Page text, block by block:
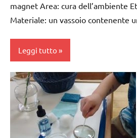
TUTTI GLI
ARGOMENTI
PER ETA'
TUTTI GLI
VITA
PRATICA
magnet Area: cura dell’ambiente
Materiale: un vassoio contenente
Leggi tutto
cura
dell'ambiente
dai